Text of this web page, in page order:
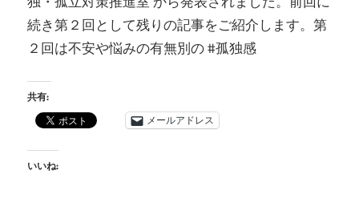
続き第２回として残りの記事をご紹介します。第
２回は不安や悩みの有無別の #孤独感
共有:
メールアドレス
いいね: